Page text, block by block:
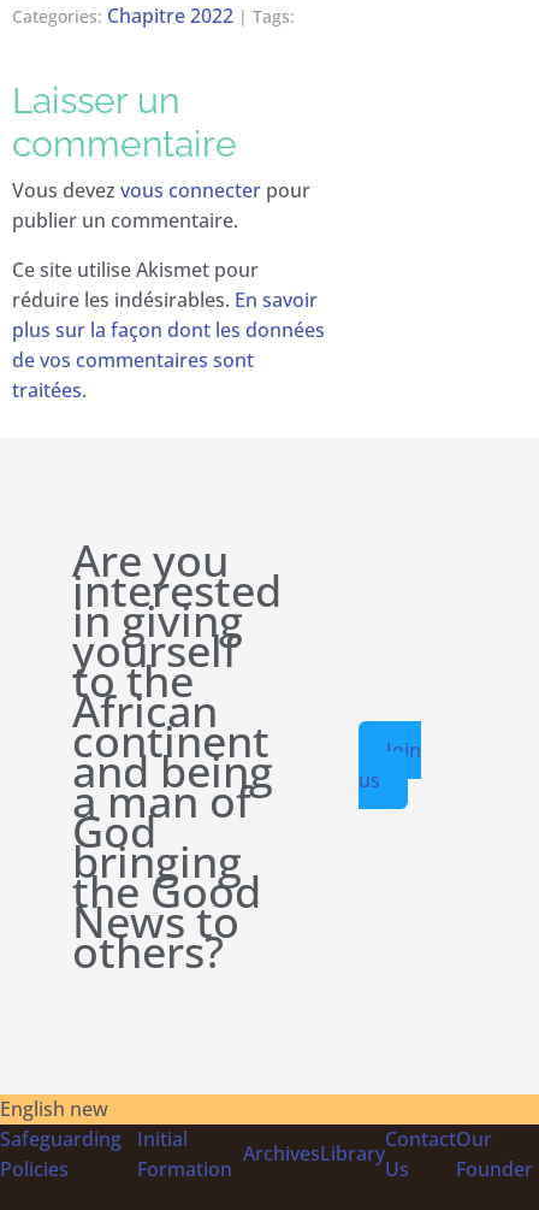
Categories: Chapitre 2022 | Tags:
Laisser un
commentaire
Vous devez vous connecter pour
publier un commentaire.
Ce site utilise Akismet pour
réduire les indésirables. En savoir
plus sur la façon dont les données
de vos commentaires sont
traitées.
Are you
interested
in giving
yourself
to the
African
continent
and being
a man of
God
bringing
the Good
News to
others?
Join
us
English new
Safeguarding
Policies
Initial
Formation
ArchivesLibrary
Contact
Us
Our
Founder